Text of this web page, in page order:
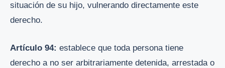
situación de su hijo, vulnerando directamente este
derecho.
Artículo 94: establece que toda persona tiene
derecho a no ser arbitrariamente detenida, arrestada o